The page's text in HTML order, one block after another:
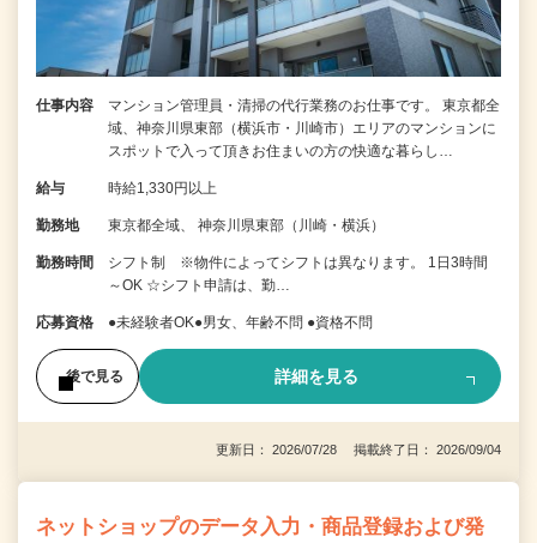
仕事内容
マンション管理員・清掃の代行業務のお仕事です。 東京都全
域、神奈川県東部（横浜市・川崎市）エリアのマンションに
スポットで入って頂きお住まいの方の快適な暮らし…
給与 時給1,330円以上
勤務地 東京都全域、 神奈川県東部（川崎・横浜）
勤務時間
シフト制 ※物件によってシフトは異なります。 1日3時間
～OK ☆シフト申請は、勤…
応募資格 ●未経験者OK●男女、年齢不問 ●資格不問
後で見る 詳細を見る
更新日： 2026/07/28 掲載終了日： 2026/09/04
ネットショップのデータ入力・商品登録および発